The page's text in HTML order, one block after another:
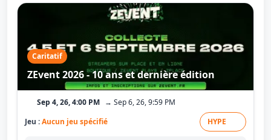
Caritatif
ZEvent 2026 - 10 ans et dernière édition
Sep 4, 26, 4:00 PM → Sep 6, 26, 9:59 PM
Jeu :Aucun jeu spécifié HYPE